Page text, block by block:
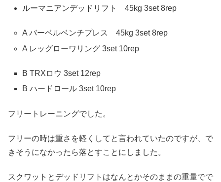
ルーマニアンデッドリフト 45kg 3set 8rep
A バーベルベンチプレス 45kg 3set 8rep
A レッグローワリング 3set 10rep
B TRXロウ 3set 12rep
B ハードロール 3set 10rep
フリートレーニングでした。
フリーの時は重さを軽くしてと言われていたのですが、で
きそうになかったら落とすことにしました。
スクワットとデッドリフトはなんとかそのままの重量でで